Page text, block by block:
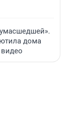
дома